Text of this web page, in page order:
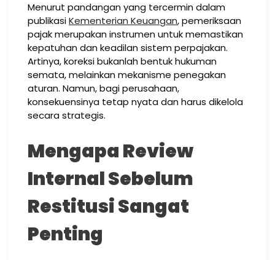
Menurut pandangan yang tercermin dalam
publikasiKementerian Keuangan, pemeriksaan
pajak merupakan instrumen untuk memastikan
kepatuhan dan keadilan sistem perpajakan.
Artinya, koreksi bukanlah bentuk hukuman
semata, melainkan mekanisme penegakan
aturan. Namun, bagi perusahaan,
konsekuensinya tetap nyata dan harus dikelola
secara strategis.
Mengapa Review
Internal Sebelum
Restitusi Sangat
Penting